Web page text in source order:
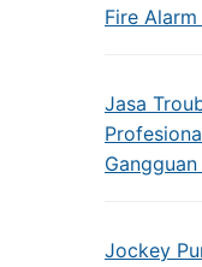
Fire
Jasa
Jockey